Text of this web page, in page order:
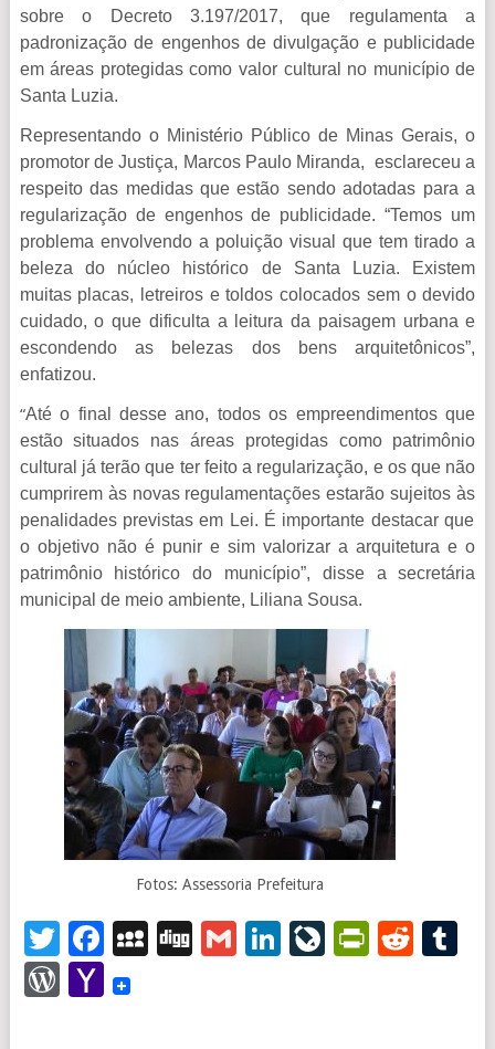
sobre o Decreto 3.197/2017, que regulamenta a
padronização de engenhos de divulgação e publicidade
em áreas protegidas como valor cultural no município de
Santa Luzia.
Representando o Ministério Público de Minas Gerais, o
promotor de Justiça, Marcos Paulo Miranda, esclareceu a
respeito das medidas que estão sendo adotadas para a
regularização de engenhos de publicidade. “Temos um
problema envolvendo a poluição visual que tem tirado a
beleza do núcleo histórico de Santa Luzia. Existem
muitas placas, letreiros e toldos colocados sem o devido
cuidado, o que dificulta a leitura da paisagem urbana e
escondendo as belezas dos bens arquitetônicos”,
enfatizou.
“Até o final desse ano, todos os empreendimentos que
estão situados nas áreas protegidas como patrimônio
cultural já terão que ter feito a regularização, e os que não
cumprirem às novas regulamentações estarão sujeitosàs
penalidades previstas em Lei. É importante destacar que
o objetivo não é punir e sim valorizar a arquitetura e o
patrimônio histórico do município”, disse a secretária
municipal de meio ambiente, Liliana Sousa.
Fotos: Assessoria Prefeitura
Twitter
Facebook
MySpace
DiggGmailLinkedIn
WordPress
Yahoo